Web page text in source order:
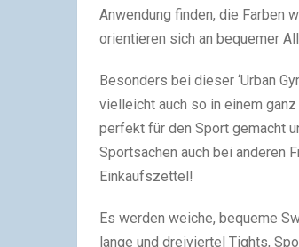
Anwendung finden, die Farben
orientieren sich an bequemer
Besonders bei dieser ‘Urban
vielleicht auch so in einem
perfekt für den Sport gemacht
Sportsachen auch bei anderen
Einkaufszettel!
Es werden weiche, bequeme
lange und dreiviertel Tights,